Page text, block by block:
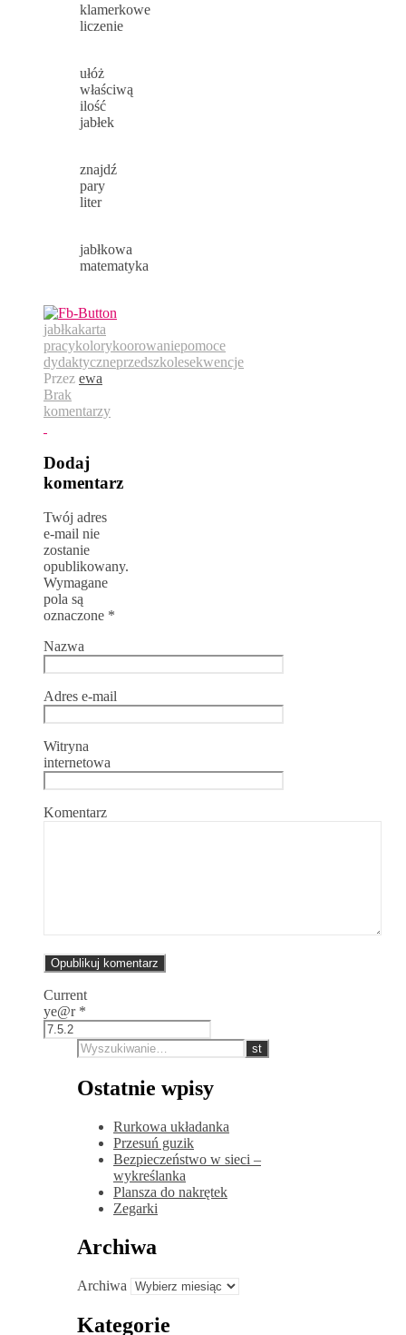
klamerkowe
liczenie
ułóż
właściwą
ilość
jabłek
znajdź
pary
liter
jabłkowa
matematyka
jabłkakarta
pracykolorykoorowaniepomoce
dydaktyczneprzedszkolesekwencje
Przez ewa
Brak
komentarzy
Dodaj
komentarz
Twój adres
e-mail nie
zostanie
opublikowany.
Wymagane
pola są
oznaczone *
Nazwa
Adres e-mail
Witryna
internetowa
Komentarz
Current
ye@r *
Ostatnie wpisy
Rurkowa układanka
Przesuń guzik
Bezpieczeństwo w sieci –
wykreślanka
Plansza do nakrętek
Zegarki
Archiwa
Archiwa
Kategorie